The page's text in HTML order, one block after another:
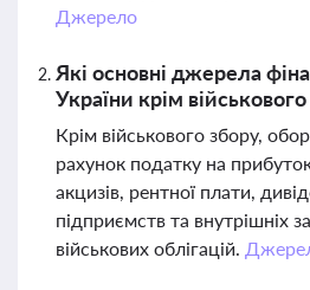
Джерело
Які основні джерела
України крім
Крім військового збору,
рахунок податку на
акцизів, рентної плати,
підприємств та внутрішніх
військових облігацій.